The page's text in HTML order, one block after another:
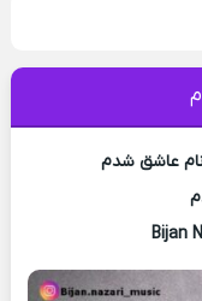
عاشق شدم
Bijan